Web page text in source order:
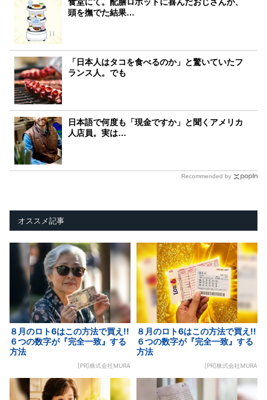
頭を撫でた結果…
「日本人はタコを食べるのか」と驚いていたフ
ランス人。でも
日本語で何度も「現金ですか」と聞くアメリカ
人店員。実は…
Recommended by
オススメ記事
８月のロト6はこの方法で買え!!
６つの数字が『完全一致』する
方法
[PR]株式会社MURA
８月のロト6はこの方法で買え!!
６つの数字が『完全一致』する
方法
[PR]株式会社MURA